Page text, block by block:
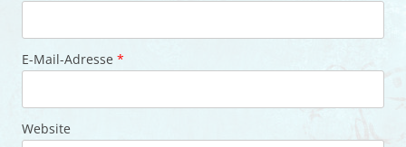
E-Mail-Adresse *
Website